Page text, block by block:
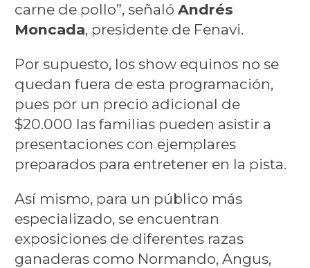
carne de pollo”, señaló Andrés
Moncada, presidente de Fenavi.
Por supuesto, los show equinos no se
quedan fuera de esta programación,
pues por un precio adicional de
$20.000 las familias pueden asistir a
presentaciones con ejemplares
preparados para entretener en la pista.
Así mismo, para un público más
especializado, se encuentran
exposiciones de diferentes razas
ganaderas como Normando, Angus,